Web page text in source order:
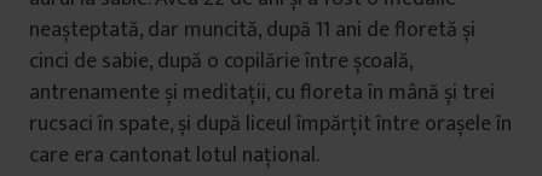
neașteptată, dar muncită, după 11 ani de floretă și
cinci de sabie, după o copilărie între școală,
antrenamente și meditaţii, cu floreta în mână și trei
rucsaci în spate, și după liceul împărţit între orașele în
care era cantonat lotul naţional.